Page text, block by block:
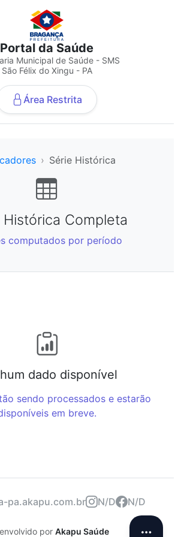
Portal da Saúde
Municipal de Saúde - SMS
São Félix do Xingu - PA
Área Restrita
Série Histórica
Histórica Completa
computados por período
dado disponível
sendo processados e estarão
em breve.
pa.akapu.com.br N/D N/D
por Akapu Saúde